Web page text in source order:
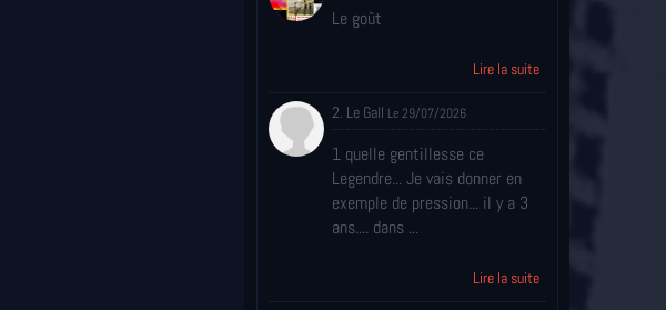
Le goût
Lire la suite
2. Le Gall Le 29/07/2026
1 quelle gentillesse ce
Legendre... Je vais donner en
exemple de pression... il y a 3
ans.... dans ...
Lire la suite